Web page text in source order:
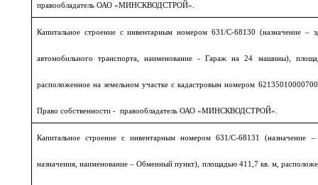
правообладатель ОАО «МИНСКВОДСТРОЙ».
Капитальное строение с инвентарным номером 631/С-68130 (назначение –
автомобильного транспорта, наименование - Гараж на 24 машины),
расположенное на земельном участке с кадастровым номером
Право собственности - правообладатель ОАО «МИНСКВОДСТРОЙ».
Капитальное строение с инвентарным номером 631/С-68131 (назначение –
назначения, наименование – Обменный пункт), площадью 411,7 кв. м,